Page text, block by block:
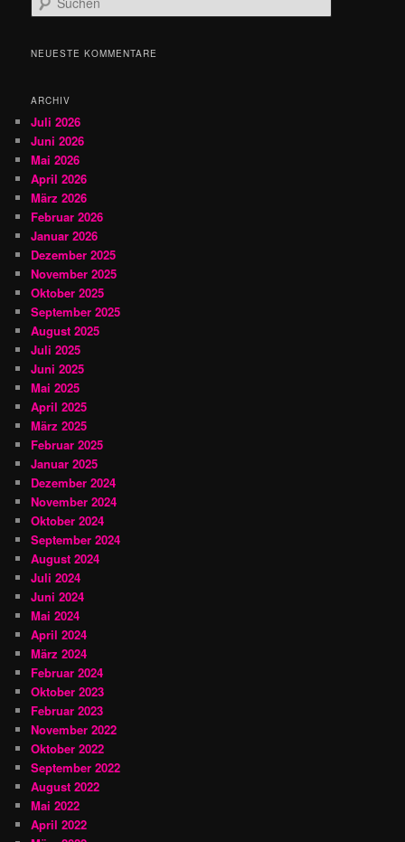
u
h
NEUESTE KOMMENTARE
ARCHIV
Juli 2026
Juni 2026
Mai 2026
April 2026
März 2026
Februar 2026
Januar 2026
Dezember 2025
November 2025
Oktober 2025
September 2025
August 2025
Juli 2025
Juni 2025
Mai 2025
April 2025
März 2025
Februar 2025
Januar 2025
Dezember 2024
November 2024
Oktober 2024
September 2024
August 2024
Juli 2024
Juni 2024
Mai 2024
April 2024
März 2024
Februar 2024
Oktober 2023
Februar 2023
November 2022
Oktober 2022
September 2022
August 2022
Mai 2022
April 2022